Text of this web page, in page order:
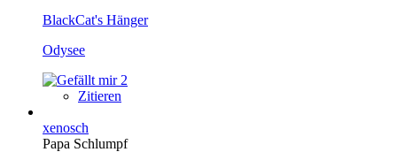
BlackCat's Hänger
Odysee
2
Zitieren
xenosch
Papa Schlumpf